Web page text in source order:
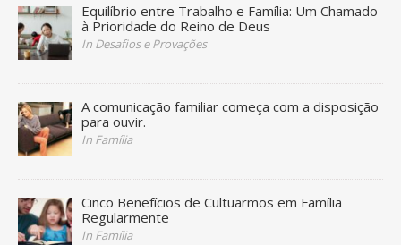
Equilíbrio entre Trabalho e Família: Um Chamado
à Prioridade do Reino de Deus
In Desafios e Provações
A comunicação familiar começa com a disposição
para ouvir.
In Família
Cinco Benefícios de Cultuarmos em Família
Regularmente
In Família